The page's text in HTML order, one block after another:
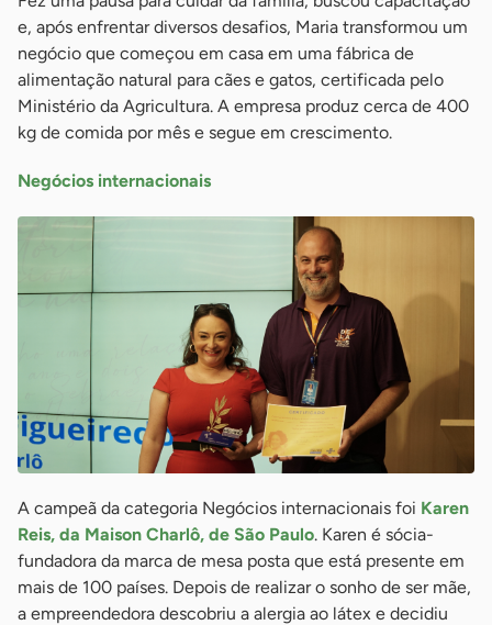
e, após enfrentar diversos desafios, Maria transformou um
negócio que começou em casa em uma fábrica de
alimentação natural para cães e gatos, certificada pelo
Ministério da Agricultura. A empresa produz cerca de 400
kg de comida por mês e segue em crescimento.
Negócios internacionais
A campeã da categoria Negócios internacionais foi Karen
Reis, da Maison Charlô, de São Paulo. Karen é sócia-
fundadora da marca de mesa posta que está presente em
mais de 100 países. Depois de realizar o sonho de ser mãe,
a empreendedora descobriu a alergia ao látex e decidiu